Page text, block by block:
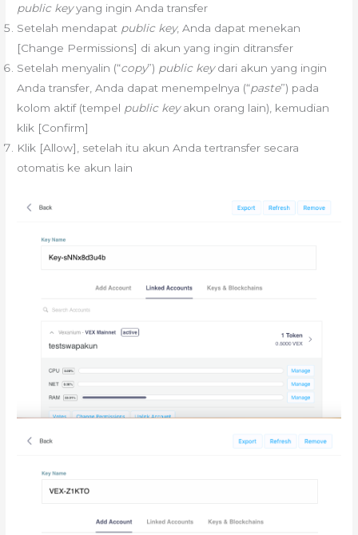
public keyyang ingin Anda transfer
Setelah mendapat public key, Anda dapat menekan
[Change Permissions] di akun yang ingin ditransfer
Setelah menyalin (“copy”) public keydari akun yang ingin
Anda transfer, Anda dapat menempelnya (“paste”) pada
kolom aktif (tempel public keyakun orang lain), kemudian
klik [Confirm]
Klik [Allow], setelah itu akun Anda tertransfer secara
otomatis ke akun lain